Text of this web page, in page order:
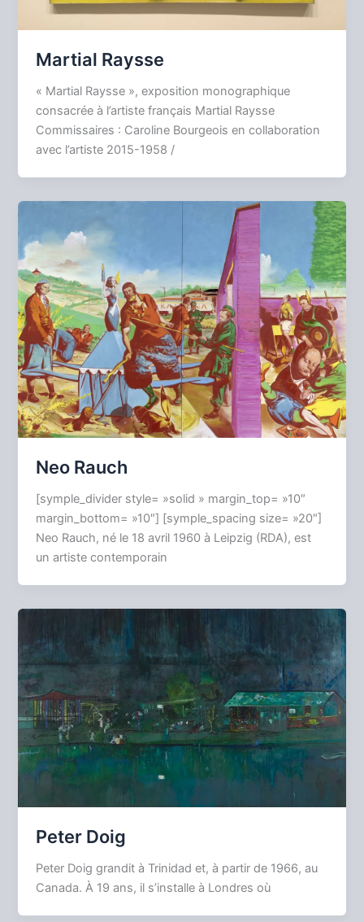
Martial Raysse
« Martial Raysse », exposition monographique
consacrée à l’artiste français Martial Raysse
Commissaires : Caroline Bourgeois en collaboration
avec l’artiste 2015-1958 /
Neo Rauch
[symple_divider style= »solid » margin_top= »10″
margin_bottom= »10″] [symple_spacing size= »20″]
Neo Rauch, né le 18 avril 1960 à Leipzig (RDA), est
un artiste contemporain
Peter Doig
Peter Doig grandit à Trinidad et, à partir de 1966, au
Canada. À 19 ans, il s’installe à Londres où